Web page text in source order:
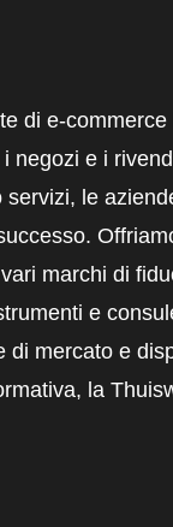
di e-commerce
negozi e i
le
marchi di
e
di mercato e
la